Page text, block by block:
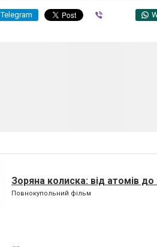
Telegram
Зоряна колиска: від атомів
Повнокупольний фільм